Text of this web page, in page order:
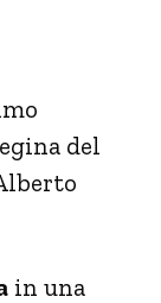
del
in una